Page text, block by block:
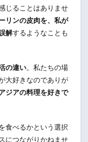
じることはありませ
リンの皮肉を、私が
解するようなことも
の違い。私たちの場
大好きなのでありが
ジアの料理を好きで
食べるかという選択
につながりかねませ